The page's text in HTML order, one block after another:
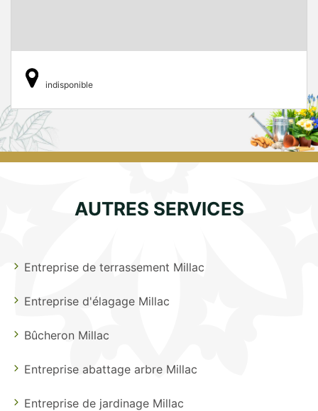
indisponible
AUTRES SERVICES
Entreprise de terrassement Millac
Entreprise d'élagage Millac
Bûcheron Millac
Entreprise abattage arbre Millac
Entreprise de jardinage Millac